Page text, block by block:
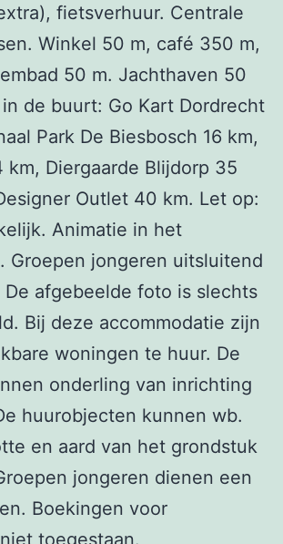
fietsverhuur. Centrale
Winkel 50 m, café 350 m,
50 m. Jachthaven 50
de buurt: Go Kart Dordrecht
Park De Biesbosch 16 km,
km, Diergaarde Blijdorp 35
Outlet 40 km. Let op:
Animatie in het
Groepen jongeren uitsluitend
De afgebeelde foto is slechts
Bij deze accommodatie zijn
woningen te huur. De
onderling van inrichting
huurobjecten kunnen wb.
en aard van het grondstuk
jongeren dienen een
Boekingen voor
toegestaan.